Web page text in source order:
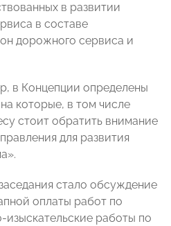
в развитии
в составе
дорожного сервиса и
в Концепции определены
которые, в том числе
стоит обратить внимание
для развития
стало обсуждение
оплаты работ по
изыскательские работы по